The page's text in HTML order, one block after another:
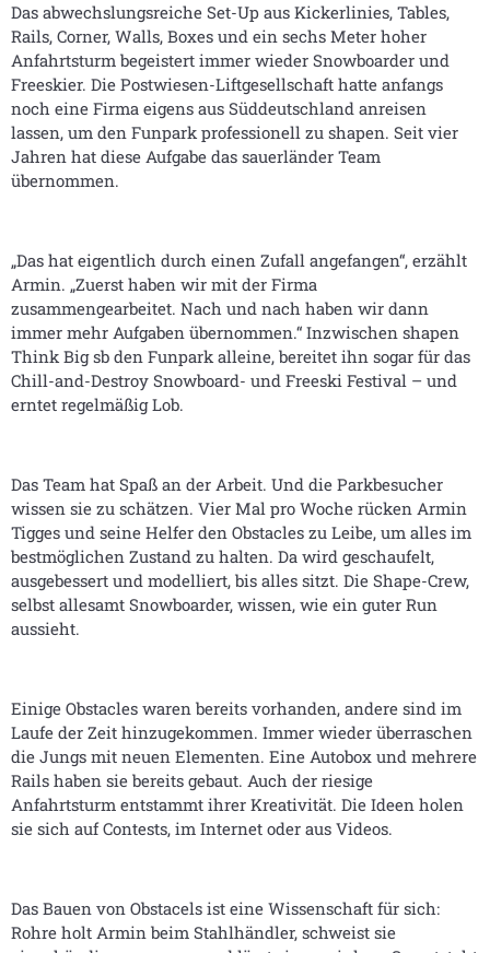
Das abwechslungsreiche Set-Up aus Kickerlinies, Tables,
Rails, Corner, Walls, Boxes und ein sechs Meter hoher
Anfahrtsturm begeistert immer wieder Snowboarder und
Freeskier. Die Postwiesen-Liftgesellschaft hatte anfangs
noch eine Firma eigens aus Süddeutschland anreisen
lassen, um den Funpark professionell zu shapen. Seit vier
Jahren hat diese Aufgabe das sauerländer Team
übernommen.
„Das hat eigentlich durch einen Zufall angefangen“, erzählt
Armin. „Zuerst haben wir mit der Firma
zusammengearbeitet. Nach und nach haben wir dann
immer mehr Aufgaben übernommen.“ Inzwischen shapen
Think Big sb den Funpark alleine, bereitet ihn sogar für das
Chill-and-Destroy Snowboard- und Freeski Festival – und
erntet regelmäßig Lob.
Das Team hat Spaß an der Arbeit. Und die Parkbesucher
wissen sie zu schätzen. Vier Mal pro Woche rücken Armin
Tigges und seine Helfer den Obstacles zu Leibe, um alles im
bestmöglichen Zustand zu halten. Da wird geschaufelt,
ausgebessert und modelliert, bis alles sitzt. Die Shape-Crew,
selbst allesamt Snowboarder, wissen, wie ein guter Run
aussieht.
Einige Obstacles waren bereits vorhanden, andere sind im
Laufe der Zeit hinzugekommen. Immer wieder überraschen
die Jungs mit neuen Elementen. Eine Autobox und mehrere
Rails haben sie bereits gebaut. Auch der riesige
Anfahrtsturm entstammt ihrer Kreativität. Die Ideen holen
sie sich auf Contests, im Internet oder aus Videos.
Das Bauen von Obstacels ist eine Wissenschaft für sich:
Rohre holt Armin beim Stahlhändler, schweist sie